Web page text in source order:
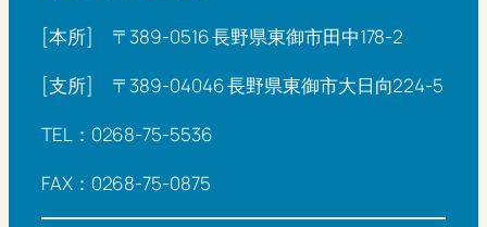
[本所] 〒389-0516 長野県東御市田中178-2
[支所] 〒389-04046 長野県東御市大日向224-5
TEL：0268-75-5536
FAX：0268-75-0875